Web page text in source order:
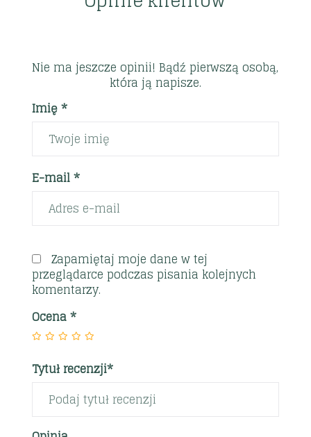
Nie ma jeszcze opinii! Bądź pierwszą osobą,
która ją napisze.
Imię *
E-mail *
Zapamiętaj moje dane w tej
przeglądarce podczas pisania kolejnych
komentarzy.
Ocena*
Tytuł recenzji*